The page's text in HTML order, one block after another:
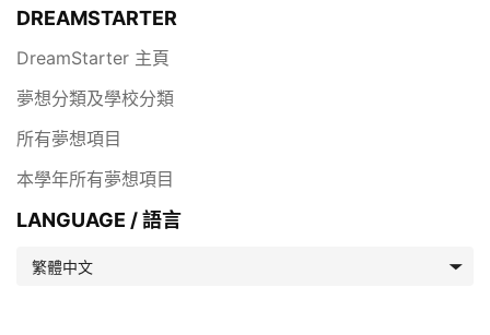
DREAMSTARTER
DreamStarter 主頁
夢想分類及學校分類
所有夢想項目
本學年所有夢想項目
LANGUAGE / 語言